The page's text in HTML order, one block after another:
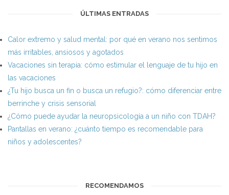
ÚLTIMAS ENTRADAS
Calor extremo y salud mental: por qué en verano nos sentimos
más irritables, ansiosos y agotados
Vacaciones sin terapia: cómo estimular el lenguaje de tu hijo en
las vacaciones
¿Tu hijo busca un fin o busca un refugio?: cómo diferenciar entre
berrinche y crisis sensorial
¿Cómo puede ayudar la neuropsicología a un niño con TDAH?
Pantallas en verano: ¿cuánto tiempo es recomendable para
niños y adolescentes?
RECOMENDAMOS